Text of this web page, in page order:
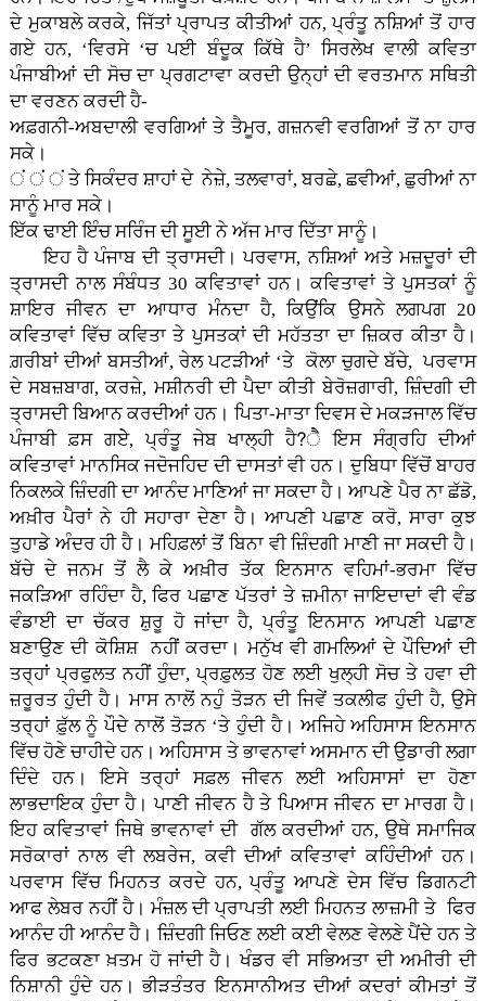
ਦੇ ਮੁਕਾਬਲੇ ਕਰਕੇ, ਜਿੱਤਾਂ ਪ੍ਰਾਪਤ ਕੀਤੀਆਂ ਹਨ, ਪ੍ਰੰਤੂ ਨਸ਼ਿਆਂ ਤੋਂ ਹਾਰ
ਗਏ ਹਨ, ‘ਵਿਰਸੇ ‘ਚ ਪਈ ਬੰਦੂਕ ਕਿੱਥੇ ਹੈ’ ਸਿਰਲੇਖ ਵਾਲੀ ਕਵਿਤਾ
ਪੰਜਾਬੀਆਂ ਦੀ ਸੋਚ ਦਾ ਪ੍ਰਗਟਾਵਾ ਕਰਦੀ ਉਨ੍ਹਾਂ ਦੀ ਵਰਤਮਾਨ ਸਥਿਤੀ
ਦਾ ਵਰਣਨ ਕਰਦੀ ਹੈ-
ਅਫ਼ਗਨੀ-ਅਬਦਾਲੀ ਵਰਗਿਆਂ ਤੇ ਤੈਮੂਰ, ਗਜ਼ਨਵੀ ਵਰਗਿਆਂ ਤੋਂ ਨਾ ਹਾਰ
ਸਕੇ।
ਂ ਂ ਂ ਤੇ ਸਿਕੰਦਰ ਸ਼ਾਹਾਂ ਦੇ ਨੇਜ਼ੇ, ਤਲਵਾਰਾਂ, ਬਰਛੇ, ਛਵੀਆਂ, ਛੁਰੀਆਂ ਨਾ
ਸਾਨੂੰ ਮਾਰ ਸਕੇ।
ਇੱਕ ਢਾਈ ਇੰਚ ਸਰਿੰਜ ਦੀ ਸੂਈ ਨੇ ਅੱਜ ਮਾਰ ਦਿੱਤਾ ਸਾਨੂੰ।
ਇਹ ਹੈ ਪੰਜਾਬ ਦੀ ਤ੍ਰਾਸਦੀ। ਪਰਵਾਸ, ਨਸ਼ਿਆਂ ਅਤੇ ਮਜ਼ਦੂਰਾਂ ਦੀ
ਤ੍ਰਾਸਦੀ ਨਾਲ ਸੰਬੰਧਤ 30 ਕਵਿਤਾਵਾਂ ਹਨ। ਕਵਿਤਾਵਾਂ ਤੇ ਪੁਸਤਕਾਂ ਨੂੰ
ਸ਼ਾਇਰ ਜੀਵਨ ਦਾ ਆਧਾਰ ਮੰਨਦਾ ਹੈ, ਕਿਉਂਕਿ ਉਸਨੇ ਲਗਪਗ 20
ਕਵਿਤਾਵਾਂ ਵਿੱਚ ਕਵਿਤਾ ਤੇ ਪੁਸਤਕਾਂ ਦੀ ਮਹੱਤਤਾ ਦਾ ਜ਼ਿਕਰ ਕੀਤਾ ਹੈ।
ਗ਼ਰੀਬਾਂ ਦੀਆਂ ਬਸਤੀਆਂ, ਰੇਲ ਪਟੜੀਆਂ ‘ਤੇ ਕੋਲਾ ਚੁਗਦੇ ਬੱਚੇ, ਪਰਵਾਸ
ਦੇ ਸਬਜ਼ਬਾਗ, ਕਰਜ਼ੇ, ਮਸ਼ੀਨਰੀ ਦੀ ਪੈਦਾ ਕੀਤੀ ਬੇਰੋਜ਼ਗਾਰੀ, ਜ਼ਿੰਦਗੀ ਦੀ
ਤ੍ਰਾਸਦੀ ਬਿਆਨ ਕਰਦੀਆਂ ਹਨ। ਪਿਤਾ-ਮਾਤਾ ਦਿਵਸ ਦੇ ਮਕੜਜਾਲ ਵਿੱਚ
ਪੰਜਾਬੀ ਫ਼ਸ ਗਏੇ, ਪ੍ਰੰਤੂ ਜੇਬ ਖਾਲ੍ਹੀ ਹੈ?ੈੈ ਇਸ ਸੰਗ੍ਰਹਿ ਦੀਆਂ
ਕਵਿਤਾਵਾਂ ਮਾਨਸਿਕ ਜਦੋਜਹਿਦ ਦੀ ਦਾਸਤਾਂ ਵੀ ਹਨ। ਦੁਬਿਧਾ ਵਿੱਚੋਂ ਬਾਹਰ
ਨਿਕਲਕੇ ਜ਼ਿੰਦਗੀ ਦਾ ਆਨੰਦ ਮਾਣਿਆਂ ਜਾ ਸਕਦਾ ਹੈ। ਆਪਣੇ ਪੈਰ ਨਾ ਛੱਡੋ,
ਅਖ਼ੀਰ ਪੈਰਾਂ ਨੇ ਹੀ ਸਹਾਰਾ ਦੇਣਾ ਹੈ। ਆਪਣੀ ਪਛਾਣ ਕਰੋ, ਸਾਰਾ ਕੁਝ
ਤੁਹਾਡੇ ਅੰਦਰ ਹੀ ਹੈ। ਮਹਿਫ਼ਲਾਂ ਤੋਂ ਬਿਨਾ ਵੀ ਜ਼ਿੰਦਗੀ ਮਾਣੀ ਜਾ ਸਕਦੀ ਹੈ।
ਬੱਚੇ ਦੇ ਜਨਮ ਤੋਂ ਲੈ ਕੇ ਅਖ਼ੀਰ ਤੱਕ ਇਨਸਾਨ ਵਹਿਮਾਂ-ਭਰਮਾ ਵਿੱਚ
ਜਕੜਿਆ ਰਹਿੰਦਾ ਹੈ, ਫਿਰ ਪਛਾਣ ਪੱਤਰਾਂ ਤੇ ਜ਼ਮੀਨਾ ਜਾਇਦਾਦਾਂ ਵੀ ਵੰਡ
ਵੰਡਾਈ ਦਾ ਚੱਕਰ ਸ਼ੁਰੂ ਹੋ ਜਾਂਦਾ ਹੈ, ਪ੍ਰੰਤੂ ਇਨਸਾਨ ਆਪਣੀ ਪਛਾਣ
ਬਣਾਉਣ ਦੀ ਕੋਸ਼ਿਸ਼ ਨਹੀਂ ਕਰਦਾ। ਮਨੁੱਖ ਵੀ ਗਮਲਿਆਂ ਦੇ ਪੌਦਿਆਂ ਦੀ
ਤਰ੍ਹਾਂ ਪ੍ਰਫੁਲਤ ਨਹੀਂ ਹੁੰਦਾ, ਪ੍ਰਫ਼ੁਲਤ ਹੋਣ ਲਈ ਖੁਲ੍ਹੀ ਸੋਚ ਤੇ ਹਵਾ ਦੀ
ਜ਼ਰੂਰਤ ਹੁੰਦੀ ਹੈ। ਮਾਸ ਨਾਲੋਂ ਨਹੁੰ ਤੋੜਨ ਦੀ ਜਿਵੇਂ ਤਕਲੀਫ ਹੁੰਦੀ ਹੈ, ਉਸੇ
ਤਰ੍ਹਾਂ ਫ਼ੁੱਲ ਨੂੰ ਪੌਦੇ ਨਾਲੋਂ ਤੋੜਨ ‘ਤੇ ਹੁੰਦੀ ਹੈ। ਅਜਿਹੇ ਅਹਿਸਾਸ ਇਨਸਾਨ
ਵਿੱਚ ਹੋਣੇ ਚਾਹੀਦੇ ਹਨ। ਅਹਿਸਾਸ ਤੇ ਭਾਵਨਾਵਾਂ ਅਸਮਾਨ ਦੀ ਉਡਾਰੀ ਲਗਾ
ਦਿੰਦੇ ਹਨ। ਇਸੇ ਤਰ੍ਹਾਂ ਸਫ਼ਲ ਜੀਵਨ ਲਈ ਅਹਿਸਾਸਾਂ ਦਾ ਹੋਣਾ
ਲਾਭਦਾਇਕ ਹੁੰਦਾ ਹੈ। ਪਾਣੀ ਜੀਵਨ ਹੈ ਤੇ ਪਿਆਸ ਜੀਵਨ ਦਾ ਮਾਰਗ ਹੈ।
ਇਹ ਕਵਿਤਾਵਾਂ ਜਿਥੇ ਭਾਵਨਾਵਾਂ ਦੀ ਗੱਲ ਕਰਦੀਆਂ ਹਨ, ਉਥੇ ਸਮਾਜਿਕ
ਸਰੋਕਾਰਾਂ ਨਾਲ ਵੀ ਲਬਰੇਜ, ਕਵੀ ਦੀਆਂ ਕਵਿਤਾਵਾਂ ਕਹਿੰਦੀਆਂ ਹਨ।
ਪਰਵਾਸ ਵਿੱਚ ਮਿਹਨਤ ਕਰਦੇ ਹਨ, ਪ੍ਰੰਤੂ ਆਪਣੇ ਦੇਸ ਵਿੱਚ ਡਿਗਨਟੀ
ਆਫ ਲੇਬਰ ਨਹੀਂ ਹੈ। ਮੰਜ਼ਲ ਦੀ ਪ੍ਰਾਪਤੀ ਲਈ ਮਿਹਨਤ ਲਾਜ਼ਮੀ ਤੇ ਫਿਰ
ਆਨੰਦ ਹੀ ਆਨੰਦ ਹੈ। ਜ਼ਿੰਦਗੀ ਜਿਓਣ ਲਈ ਕਈ ਵੇਲਣ ਵੇਲਣੇ ਪੈਂਦੇ ਹਨ ਤੇ
ਫਿਰ ਭਟਕਣਾ ਖ਼ਤਮ ਹੋ ਜਾਂਦੀ ਹੈ। ਖੰਡਰ ਵੀ ਸਭਿਅਤਾ ਦੀ ਅਮੀਰੀ ਦੀ
ਨਿਸ਼ਾਨੀ ਹੁੰਦੇ ਹਨ। ਭੀੜਤੰਤਰ ਇਨਸਾਨੀਅਤ ਦੀਆਂ ਕਦਰਾਂ ਕੀਮਤਾਂ ਤੋਂ